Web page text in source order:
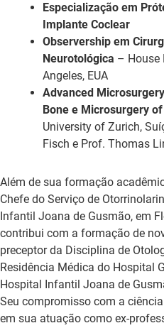
Especialização em
Implante Coclear
Observership em
Neurotológica – House
Angeles, EUA
Advanced
Bone e Microsurgery
University of Zurich,
Fisch e Prof. Thomas
Além de sua formação
Chefe do Serviço de
Infantil Joana de Gusmão, em
contribui com a formação de
preceptor da Disciplina de
Residência Médica do Hospital
Hospital Infantil Joana de
Seu compromisso com a
em sua atuação como ex-